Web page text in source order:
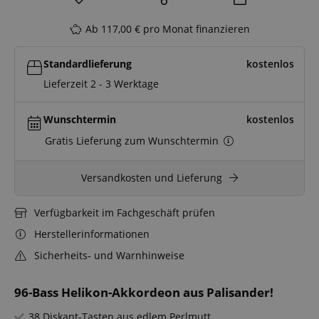
96-Bass Helikon-Akkordeon aus Palisander!
Ab 117,00 € pro Monat finanzieren
Standardlieferung
kostenlos
Lieferzeit 2 - 3 Werktage
Wunschtermin
kostenlos
Gratis Lieferung zum Wunschtermin
Versandkosten und Lieferung
Verfügbarkeit im Fachgeschäft prüfen
Herstellerinformationen
Sicherheits- und Warnhinweise